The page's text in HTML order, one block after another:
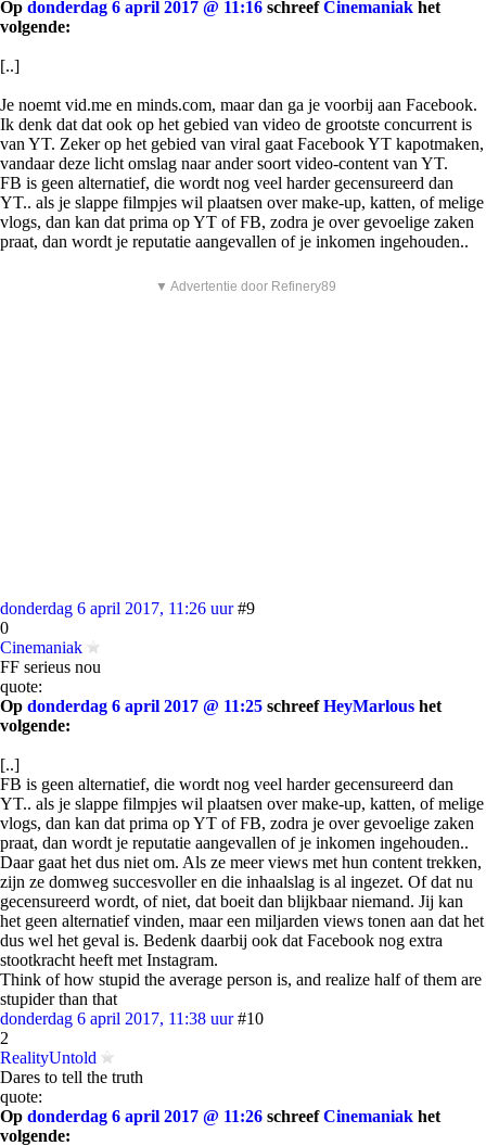
Op donderdag 6 april 2017 @ 11:16 schreefCinemaniak het
volgende:
[..]
Je noemt vid.me en minds.com, maar dan ga je voorbij aan Facebook.
Ik denk dat dat ook op het gebied van video de grootste concurrent is
van YT. Zeker op het gebied van viral gaat Facebook YT kapotmaken,
vandaar deze licht omslag naar ander soort video-content van YT.
FB is geen alternatief, die wordt nog veel harder gecensureerd dan
YT.. als je slappe filmpjes wil plaatsen over make-up, katten, of melige
vlogs, dan kan dat prima op YT of FB, zodra je over gevoelige zaken
praat, dan wordt je reputatie aangevallen of je inkomen ingehouden..
▼ Advertentie door Refinery89
donderdag 6 april 2017, 11:26 uur #9
0
Cinemaniak
FF serieus nou
quote:
Op donderdag 6 april 2017 @ 11:25 schreefHeyMarlous het
volgende:
[..]
FB is geen alternatief, die wordt nog veel harder gecensureerd dan
YT.. als je slappe filmpjes wil plaatsen over make-up, katten, of melige
vlogs, dan kan dat prima op YT of FB, zodra je over gevoelige zaken
praat, dan wordt je reputatie aangevallen of je inkomen ingehouden..
Daar gaat het dus niet om. Als ze meer views met hun content trekken,
zijn ze domweg succesvoller en die inhaalslag is al ingezet. Of dat nu
gecensureerd wordt, of niet, dat boeit dan blijkbaar niemand. Jij kan
het geen alternatief vinden, maar een miljarden views tonen aan dat het
dus wel het geval is. Bedenk daarbij ook dat Facebook nog extra
stootkracht heeft met Instagram.
Think of how stupid the average person is, and realize half of them are
stupider than that
donderdag 6 april 2017, 11:38 uur #10
2
RealityUntold
Dares to tell the truth
quote:
Op donderdag 6 april 2017 @ 11:26 schreefCinemaniak het
volgende: